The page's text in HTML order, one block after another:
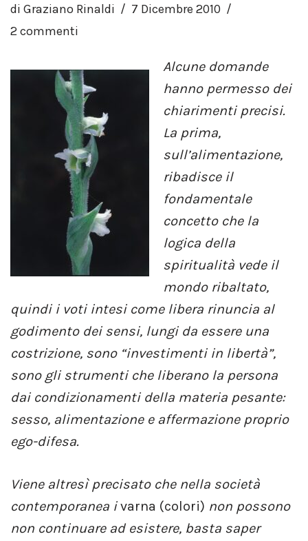
di Graziano Rinaldi
7 Dicembre 2010
2 commenti
Alcune domande
hanno permesso dei
chiarimenti precisi.
La prima,
sull’alimentazione,
ribadisce il
fondamentale
concetto che la
logica della
spiritualità vede il
mondo ribaltato,
quindi i voti intesi come libera rinuncia al
godimento dei sensi, lungi da essere una
costrizione, sono “investimenti in libertà”,
sono gli strumenti che liberano la persona
dai condizionamenti della materia pesante:
sesso, alimentazione e affermazione proprio
ego-difesa.
Viene altresì precisato che nella società
contemporanea ivarna (colori) non possono
non continuare ad esistere, basta saper